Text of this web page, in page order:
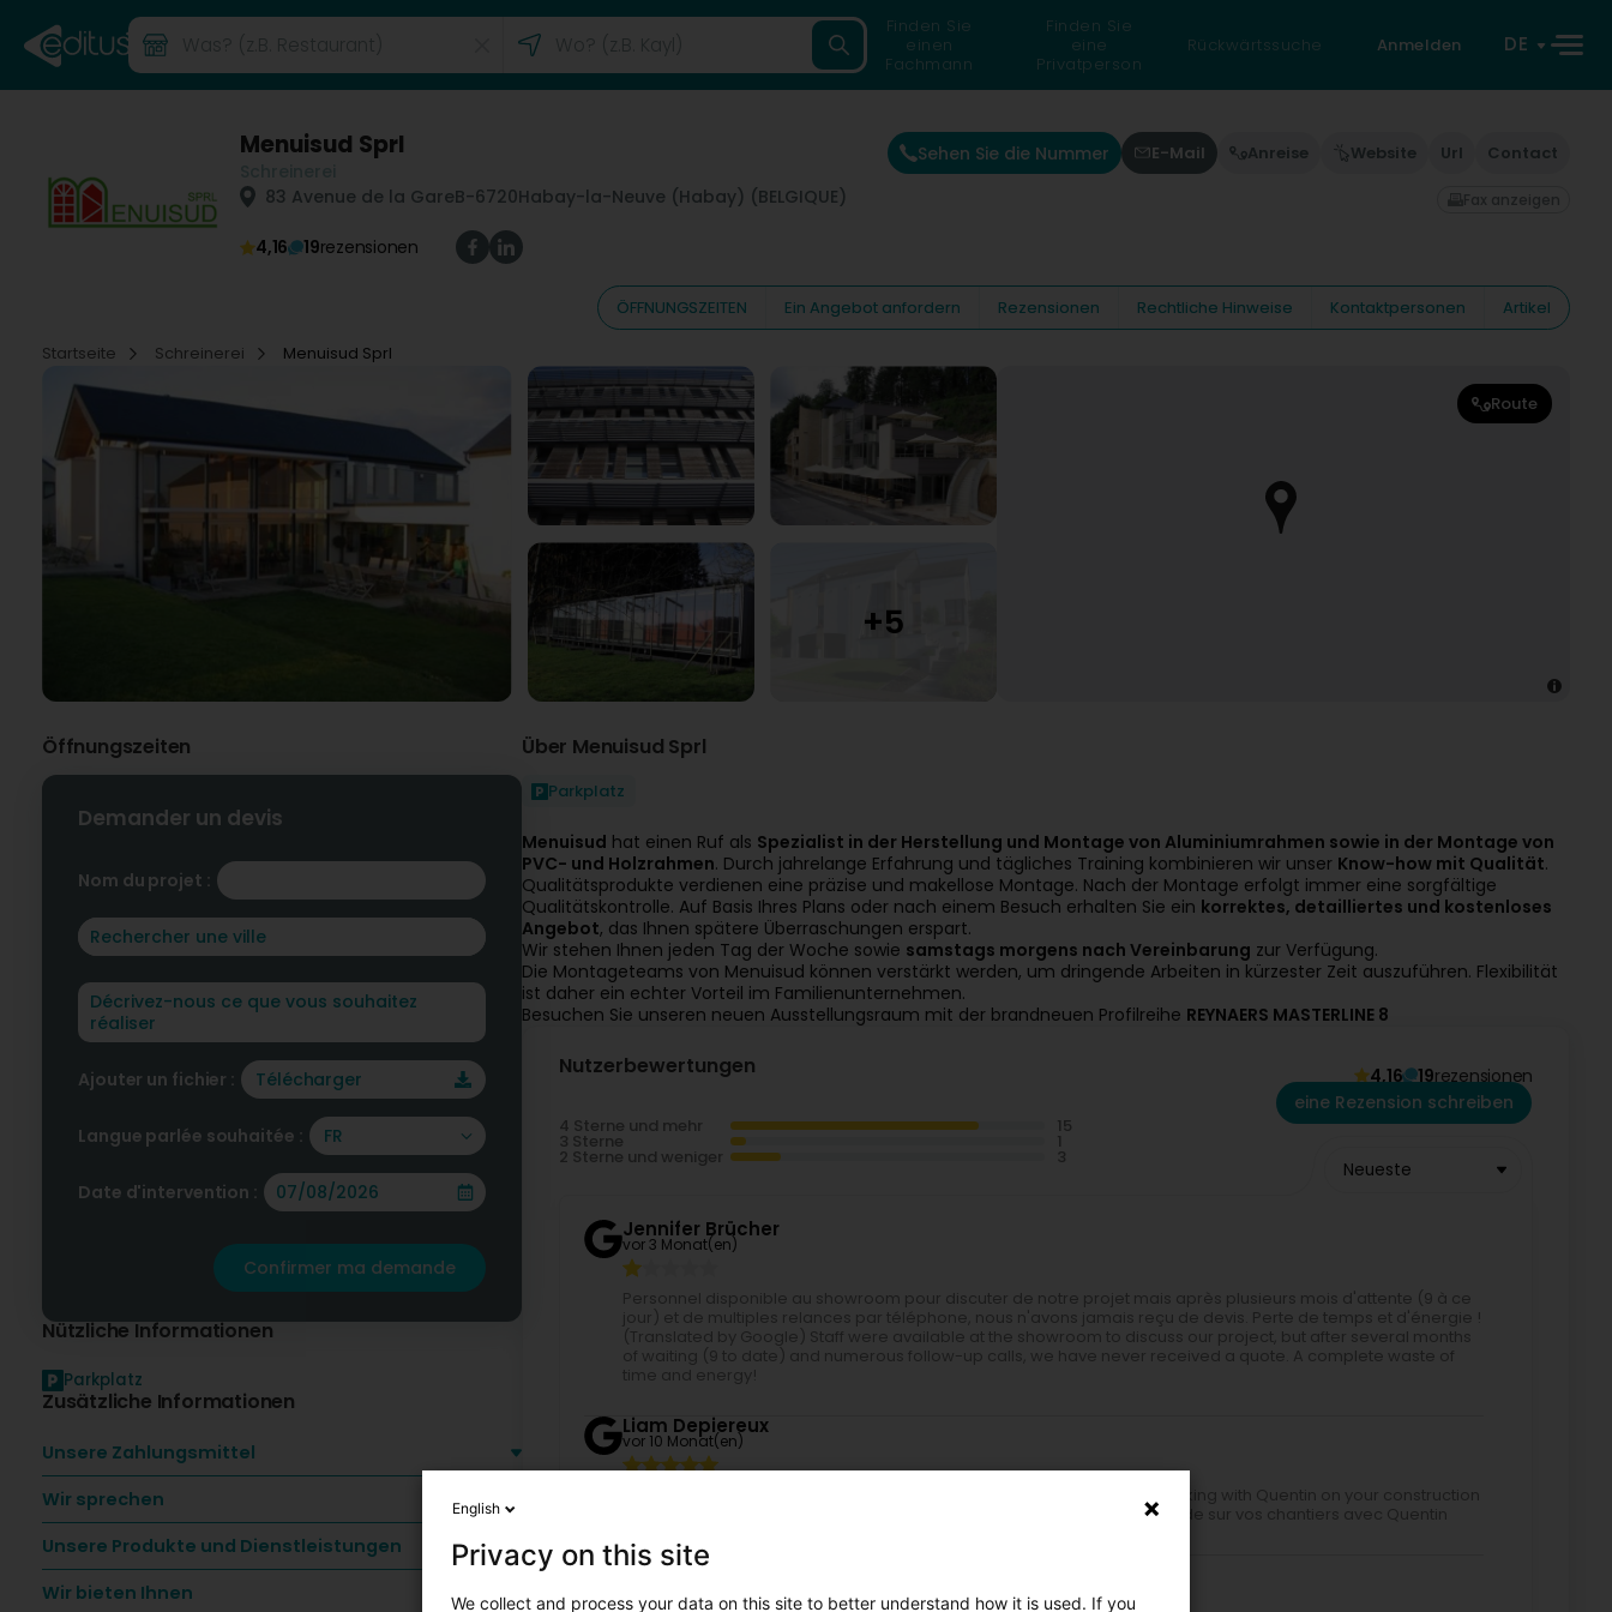
Finden Sie
einen
Fachmann
Finden Sie
eine
Privatperson
Rückwärtssuche Anmelden DE
Menuisud Sprl
83 Avenue de la GareB-6720Habay-la-Neuve (Habay) (BELGIQUE)
4,16 19rezensionen
Sehen Sie die Nummer E-Mail Anreise Website Url Contact
Fax anzeigen
ÖFFNUNGSZEITEN Ein Angebot anfordern Rezensionen Rechtliche Hinweise Kontaktpersonen
Artikel
Startseite
Schreinerei Menuisud Sprl
Route
Öffnungszeiten
Demander un devis
Nom du projet :
Ajouter un fichier : Télécharger
Langue parlée souhaitée : FR
Date d'intervention :
Confirmer ma demande
Nützliche Informationen
Parkplatz
Zusätzliche Informationen
Unsere Zahlungsmittel
Wir sprechen
Unsere Produkte und Dienstleistungen
Wir bieten Ihnen
Über Menuisud Sprl
Parkplatz
Menuisud hat einen Ruf als Spezialist in der Herstellung und Montage von Aluminiumrahmen sowie in der Montage von
PVC- und Holzrahmen. Durch jahrelange Erfahrung und tägliches Training kombinieren wir unser Know-how mit Qualität.
Qualitätsprodukte verdienen eine präzise und makellose Montage. Nach der Montage erfolgt immer eine sorgfältige
Qualitätskontrolle. Auf Basis Ihres Plans oder nach einem Besuch erhalten Sie ein korrektes, detailliertes und kostenloses
Angebot, das Ihnen spätere Überraschungen erspart.
Wir stehen Ihnen jeden Tag der Woche sowie samstags morgens nach Vereinbarung zur Verfügung.
Die Montageteams von Menuisud können verstärkt werden, um dringende Arbeiten in kürzester Zeit auszuführen. Flexibilität
ist daher ein echter Vorteil im Familienunternehmen.
Besuchen Sie unseren neuen Ausstellungsraum mit der brandneuen Profilreihe REYNAERS MASTERLINE 8
Nutzerbewertungen 4,16 19rezensionen
4 Sterne und mehr
3 Sterne
2 Sterne und weniger
eine Rezension schreiben
Neueste
Jennifer Brücher
vor 3 Monat(en)
Personnel disponible au showroom pour discuter de notre projet mais après plusieurs mois d'attente (9 à ce
jour) et de multiples relances par téléphone, nous n'avons jamais reçu de devis. Perte de temps et d'énergie !
(Translated by Google) Staff were available at the showroom to discuss our project, but after several months
of waiting (9 to date) and numerous follow-up calls, we have never received a quote. A complete waste of
time and energy!
Liam Depiereux
vor 10 Monat(en)
(Translated by Google) Axel is the best worker I know! I recommend working with Quentin on your construction
sites. (Original) Axel le meilleur ouvrier que je connaisse ! Je recommande sur vos chantiers avec Quentin
Luc Corbellari
English
Privacy on this site
We collect and process your data on this site to better understand how it is used. If you